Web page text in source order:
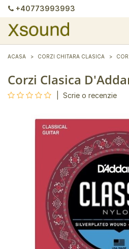
+40773993993
ACASA CORZI CHITARA CLASICA
Corzi Clasica
Scrie o recenzie